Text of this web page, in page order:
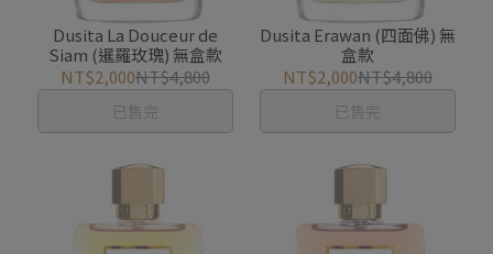
Dusita La Douceur de
Siam (暹羅玫瑰) 無盒款
NT$2,000NT$4,800
已售完
Dusita Erawan (四面佛) 無
盒款
NT$2,000NT$4,800
已售完